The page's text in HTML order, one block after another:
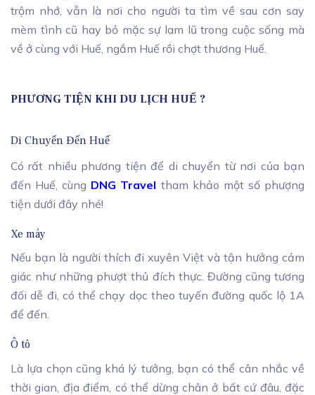
trộm nhớ, vẫn là nơi cho người ta tìm về sau cơn say
mèm tình cũ hay bỏ mặc sự lam lũ trong cuộc sống mà
về ở cùng với Huế, ngắm Huế rồi chợt thương Huế.
PHƯƠNG TIỆN KHI DU LỊCH HUẾ ?
Di Chuyển Đến Huế
Có rất nhiều phương tiện để di chuyển từ nơi của bạn
đến Huế, cùng DNG Travel tham khảo một số phượng
tiện dưới đây nhé!
Xe máy
Nếu bạn là người thích đi xuyên Việt và tận hưởng cảm
giác như những phượt thủ đích thực. Đường cũng tương
đối dễ đi, có thể chạy dọc theo tuyến đường quốc lộ 1A
để đến.
Ô tô
Là lựa chọn cũng khá lý tưởng, bạn có thể cân nhắc về
thời gian, địa điểm, có thể dừng chân ở bất cứ đâu, đặc